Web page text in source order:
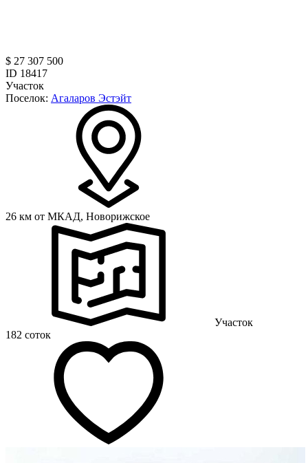
$ 27 307 500
ID 18417
Участок
Поселок: Агаларов Эстэйт
26 км от МКАД, Новорижское
Участок
182 соток